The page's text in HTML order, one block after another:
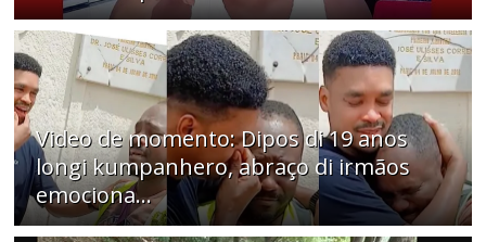
Video de momento: Dipos di 19 anos
longi kumpanhero, abraço di irmãos
emociona…